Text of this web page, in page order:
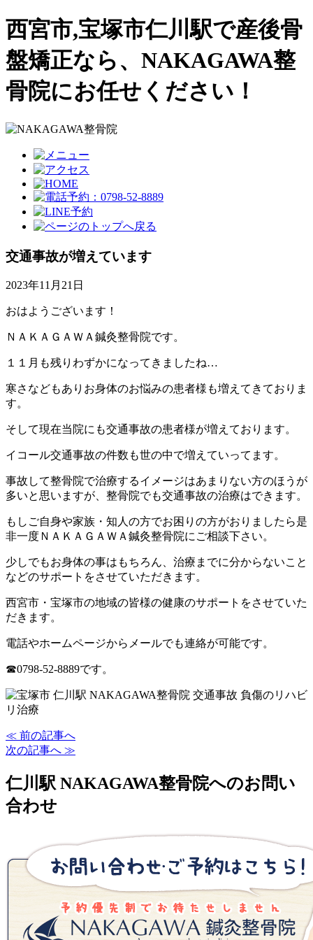
西宮市,宝塚市仁川駅で産後骨
盤矯正なら、NAKAGAWA整
骨院にお任せください！
交通事故が増えています
2023年11月21日
おはようございます！
ＮＡＫＡＧＡＷＡ鍼灸整骨院です。
１１月も残りわずかになってきましたね…
寒さなどもありお身体のお悩みの患者様も増えてきておりま
す。
そして現在当院にも交通事故の患者様が増えております。
イコール交通事故の件数も世の中で増えていってます。
事故して整骨院で治療するイメージはあまりない方のほうが
多いと思いますが、整骨院でも交通事故の治療はできます。
もしご自身や家族・知人の方でお困りの方がおりましたら是
非一度ＮＡＫＡＧＡＷＡ鍼灸整骨院にご相談下さい。
少しでもお身体の事はもちろん、治療までに分からないこと
などのサポートをさせていただきます。
西宮市・宝塚市の地域の皆様の健康のサポートをさせていた
だきます。
電話やホームページからメールでも連絡が可能です。
☎0798-52-8889です。
≪ 前の記事へ
次の記事へ ≫
仁川駅 NAKAGAWA整骨院へのお問い
合わせ